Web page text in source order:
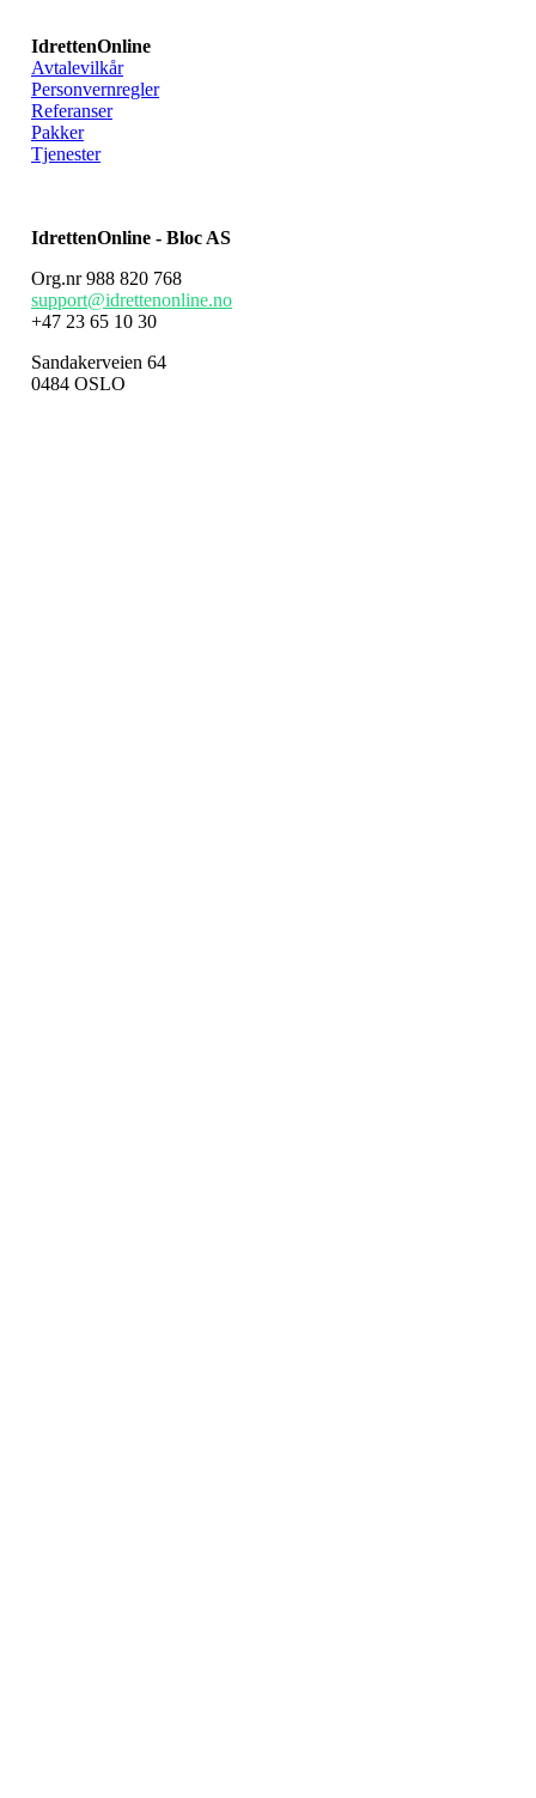
IdrettenOnline
Avtalevilkår
Personvernregler
Referanser
Pakker
Tjenester
IdrettenOnline - Bloc AS
Org.nr 988 820 768
support@idrettenonline.no
+47 23 65 10 30
Sandakerveien 64
0484 OSLO